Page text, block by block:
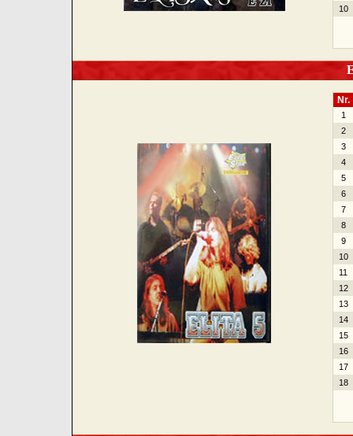
10
Nr.
1
2
3
4
5
6
7
8
9
10
11
12
13
14
15
16
17
18